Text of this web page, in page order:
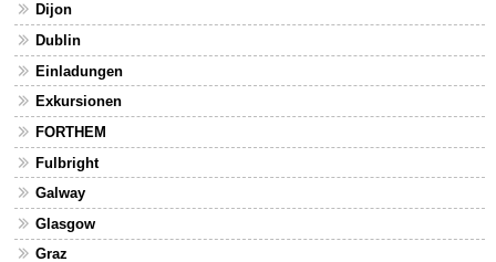
Dijon
Dublin
Einladungen
Exkursionen
FORTHEM
Fulbright
Galway
Glasgow
Graz